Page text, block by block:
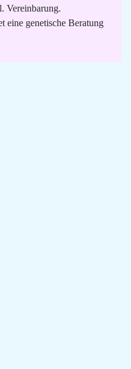
Vereinbarung.
eine genetische Beratung